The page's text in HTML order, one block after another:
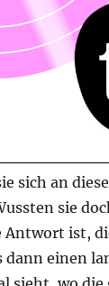
sich an
sie
ist,
dann einen